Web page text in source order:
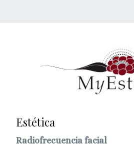
Estética
Radiofrecuencia facial